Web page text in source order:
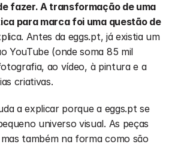
fazer. A transformação de uma
para marca foi uma questão de
Antes da eggs.pt, já existia um
YouTube (onde soma 85 mil
ao vídeo, à pintura e a
criativas.
a explicar porque a eggs.pt se
universo visual. As peças
também na forma como são